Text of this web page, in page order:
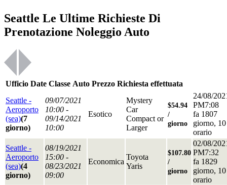
Seattle Le Ultime Richieste Di
Prenotazione Noleggio Auto
Ufficio Date Classe Auto Prezzo Richiesta effettuata
Seattle -
Aeroporto
(sea)(7
giorno)
09/07/2021
10:00 -
09/14/2021
10:00
Esotico
Mystery
Car
Compact or
Larger
$54.94
/
giorno
24/08/
PM7:08
fa 1807
giorno, 10
orario
Seattle -
Aeroporto
(sea)(4
giorno)
08/19/2021
15:00 -
08/23/2021
09:00
Economica
Toyota
Yaris
$107.80
/
giorno
02/08/
PM7:32
fa 1829
giorno, 10
orario